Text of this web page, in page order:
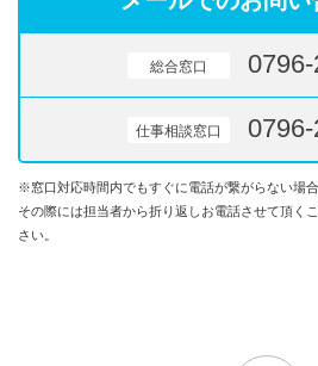
総合窓口
仕事相談窓口
※窓口対応時間内でもすぐに電話が繋がらない場合
その際には担当者から折り返しお電話させて頂く
さい。